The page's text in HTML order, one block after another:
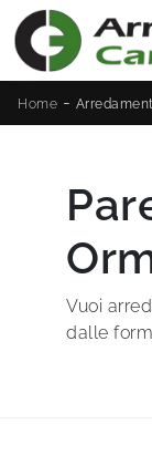
Home -
Vuoi
dalle